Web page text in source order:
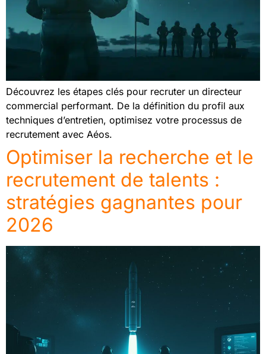
Découvrez les étapes clés pour recruter un directeur
commercial performant. De la définition du profil aux
techniques d’entretien, optimisez votre processus de
recrutement avec Aéos.
Optimiser la recherche et le
recrutement de talents :
stratégies gagnantes pour
2026